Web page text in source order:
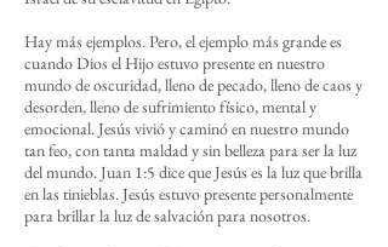
Hay más ejemplos. Pero, el ejemplo más grande es
cuando Dios el Hijo estuvo presente en nuestro
mundo de oscuridad, lleno de pecado, lleno de caos y
desorden, lleno de sufrimiento físico, mental y
emocional. Jesús vivió y caminó en nuestro mundo
tan feo, con tanta maldad y sin belleza para ser la luz
del mundo. Juan 1:5 dice que Jesús es la luz que brilla
en las tinieblas. Jesús estuvo presente personalmente
para brillar la luz de salvación para nosotros.